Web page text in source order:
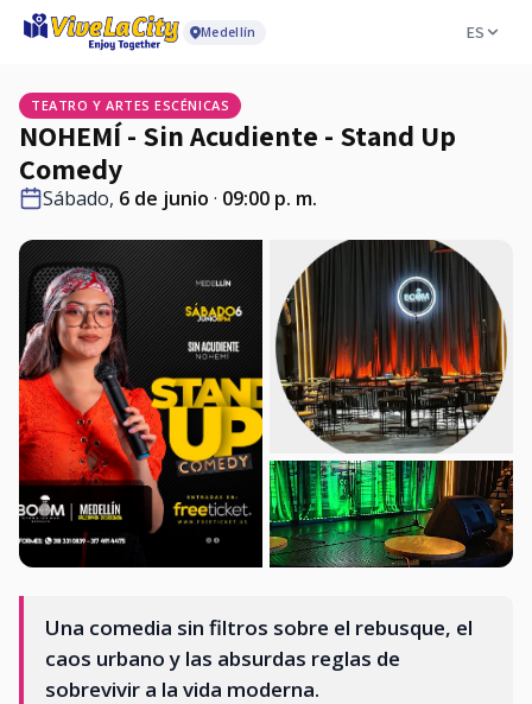
Medellín ES
TEATRO Y ARTES ESCÉNICAS
NOHEMÍ - Sin Acudiente - Stand Up
Comedy
Sábado, 6 de junio · 09:00 p. m.
Una comedia sin filtros sobre el rebusque, el
caos urbano y las absurdas reglas de
sobrevivir a la vida moderna.